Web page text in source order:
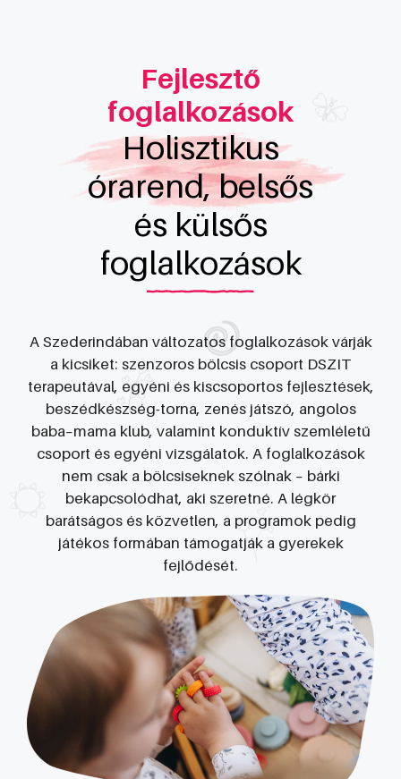
Fejlesztő
foglalkozások
Holisztikus
órarend, belsős
és külsős
foglalkozások
A Szederindában változatos foglalkozások várják
a kicsiket: szenzoros bölcsis csoport DSZIT
terapeutával, egyéni és kiscsoportos fejlesztések,
beszédkészség-torna, zenés játszó, angolos
baba–mama klub, valamint konduktív szemléletű
csoport és egyéni vizsgálatok. A foglalkozások
nem csak a bölcsiseknek szólnak – bárki
bekapcsolódhat, aki szeretné. A légkör
barátságos és közvetlen, a programok pedig
játékos formában támogatják a gyerekek
fejlődését.